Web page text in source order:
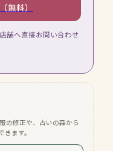
無料）
舗へ直接お問い合わせ
の修正や、占いの森から
ます。